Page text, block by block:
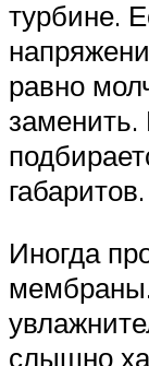
турбине.
равно
заменить.
габаритов.
Иногда
слышно